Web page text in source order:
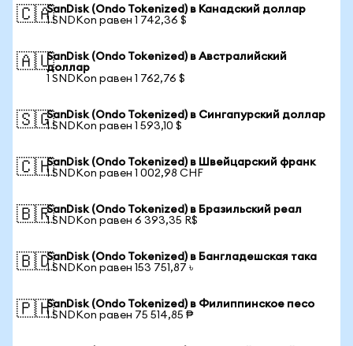
🇨🇦SanDisk (Ondo Tokenized) в Канадский доллар
1 SNDKon равен 1 742,36 $
🇦🇺SanDisk (Ondo Tokenized) в Австралийский
доллар
1 SNDKon равен 1 762,76 $
🇸🇬SanDisk (Ondo Tokenized) в Сингапурский доллар
1 SNDKon равен 1 593,10 $
🇨🇭SanDisk (Ondo Tokenized) в Швейцарский франк
1 SNDKon равен 1 002,98 CHF
🇧🇷SanDisk (Ondo Tokenized) в Бразильский реал
1 SNDKon равен 6 393,35 R$
🇧🇩SanDisk (Ondo Tokenized) в Бангладешская така
1 SNDKon равен 153 751,87 ৳
🇵🇭SanDisk (Ondo Tokenized) в Филиппинское песо
1 SNDKon равен 75 514,85 ₱